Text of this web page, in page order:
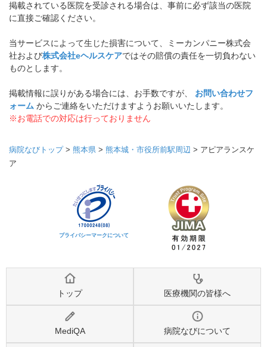
掲載されている医院を受診される場合は、事前に必ず該当の医院
に直接ご確認ください。
当サービスによって生じた損害について、ミーカンパニー株式会
社および株式会社eヘルスケアではその賠償の責任を一切負わない
ものとします。
掲載情報に誤りがある場合には、お手数ですが、 お問い合わせフ
ォーム からご連絡をいただけますようお願いいたします。
※お電話での対応は行っておりません
病院なびトップ> 熊本県 > 熊本城・市役所前駅周辺 > アピアランスケ
ア
プライバシーマークについて
トップ 医療機関の皆様へ
MediQA 病院なびについて